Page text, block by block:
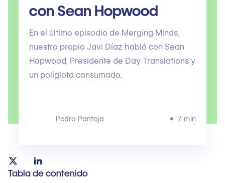
con Sean Hopwood
En el último episodio de Merging Minds,
nuestro propio Javi Díaz habló con Sean
Hopwood, Presidente de Day Translations y
un políglota consumado.
Pedro Pantoja 7 min
Tabla de contenido